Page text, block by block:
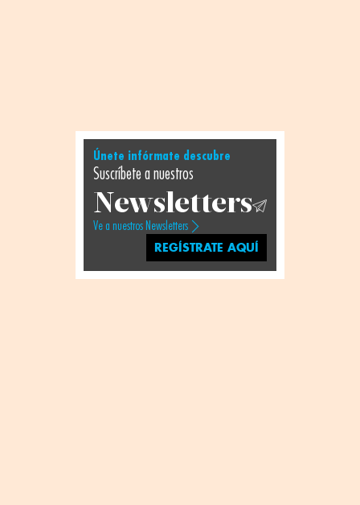
Únete infórmate descubre
Suscríbete a nuestros
Newsletters
Ve a nuestros Newsletters
REGÍSTRATE AQUÍ